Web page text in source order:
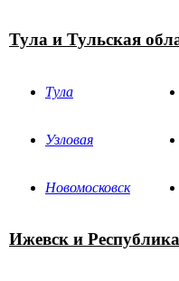
Тула и Тульская
Тула
Узловая
Новомосковск
Ижевск и